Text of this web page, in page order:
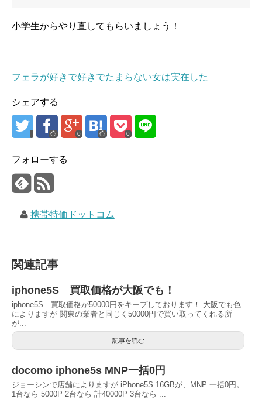
小学生からやり直してもらいましょう！
フェラが好きで好きでたまらない女は実在した
シェアする
0 0
フォローする
携帯特価ドットコム
関連記事
iphone5S 買取価格が大阪でも！
iphone5S 買取価格が50000円をキープしております！ 大阪でも色
によりますが 関東の業者と同じく50000円で買い取ってくれる所
が...
記事を読む
docomo iphone5s MNP一括0円
ジョーシンで店舗によりますが iPhone5S 16GBが、MNP 一括0円。
1台なら 5000P 2台なら 計40000P 3台なら ...